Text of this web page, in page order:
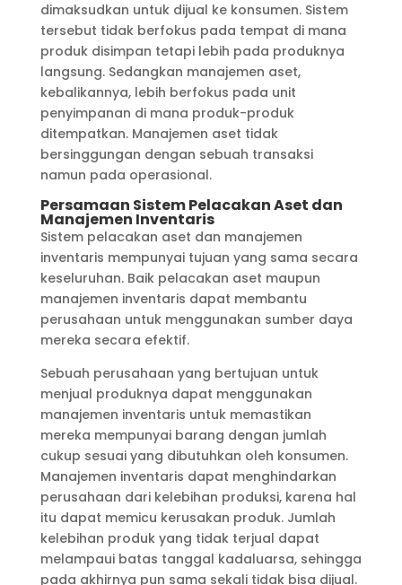
dimaksudkan untuk dijual ke konsumen. Sistem
tersebut tidak berfokus pada tempat di mana
produk disimpan tetapi lebih pada produknya
langsung. Sedangkan manajemen aset,
kebalikannya, lebih berfokus pada unit
penyimpanan di mana produk-produk
ditempatkan. Manajemen aset tidak
bersinggungan dengan sebuah transaksi
namun pada operasional.
Persamaan Sistem Pelacakan Aset dan
Manajemen Inventaris
Sistem pelacakan aset dan manajemen
inventaris mempunyai tujuan yang sama secara
keseluruhan. Baik pelacakan aset maupun
manajemen inventaris dapat membantu
perusahaan untuk menggunakan sumber daya
mereka secara efektif.
Sebuah perusahaan yang bertujuan untuk
menjual produknya dapat menggunakan
manajemen inventaris untuk memastikan
mereka mempunyai barang dengan jumlah
cukup sesuai yang dibutuhkan oleh konsumen.
Manajemen inventaris dapat menghindarkan
perusahaan dari kelebihan produksi, karena hal
itu dapat memicu kerusakan produk. Jumlah
kelebihan produk yang tidak terjual dapat
melampaui batas tanggal kadaluarsa, sehingga
pada akhirnya pun sama sekali tidak bisa dijual.